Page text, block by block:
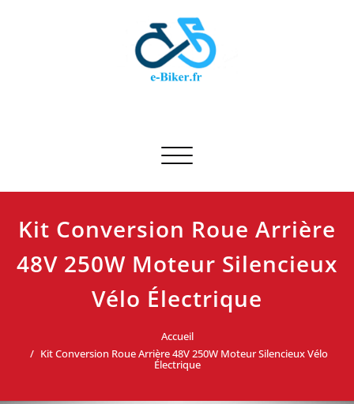
Afficher/masquer la navigation
Kit Conversion Roue Arrière
48V 250W Moteur Silencieux
Vélo Électrique
Accueil
Kit Conversion Roue Arrière 48V 250W Moteur Silencieux Vélo
Électrique